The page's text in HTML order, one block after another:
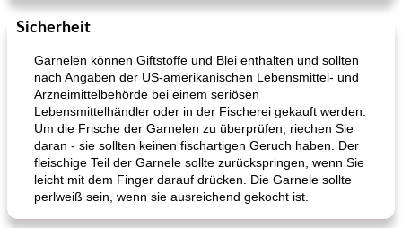
Sicherheit
Garnelen können Giftstoffe und Blei enthalten und sollten
nach Angaben der US-amerikanischen Lebensmittel- und
Arzneimittelbehörde bei einem seriösen
Lebensmittelhändler oder in der Fischerei gekauft werden.
Um die Frische der Garnelen zu überprüfen, riechen Sie
daran - sie sollten keinen fischartigen Geruch haben. Der
fleischige Teil der Garnele sollte zurückspringen, wenn Sie
leicht mit dem Finger darauf drücken. Die Garnele sollte
perlweiß sein, wenn sie ausreichend gekocht ist.